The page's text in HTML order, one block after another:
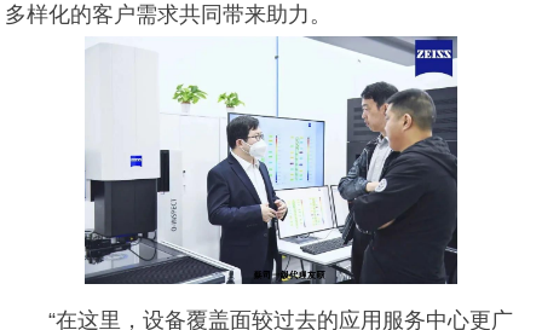
多样化的客户需求共同带来助力。
“在这里，设备覆盖面较过去的应用服务中心更广